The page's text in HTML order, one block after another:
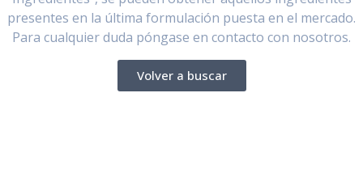
presentes en la última formulación puesta en el mercado.
Para cualquier duda póngase en contacto con nosotros.
Volver a buscar